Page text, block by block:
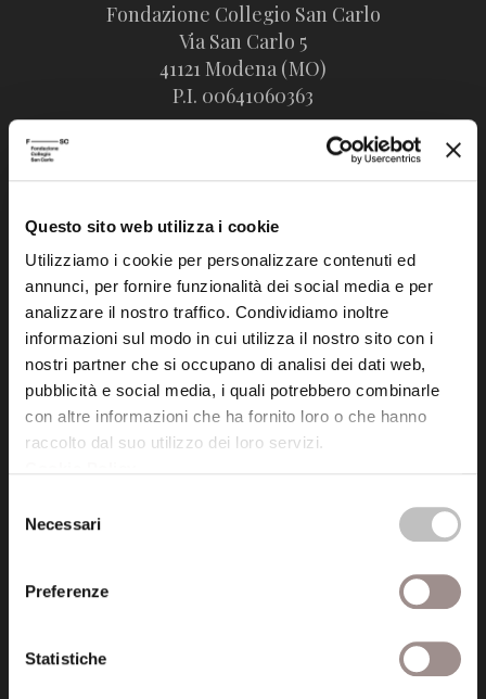
Questo sito web utilizza i cookie
Utilizziamo i cookie per personalizzare contenuti ed
annunci, per fornire funzionalità dei social media e per
analizzare il nostro traffico. Condividiamo inoltre
informazioni sul modo in cui utilizza il nostro sito con i
nostri partner che si occupano di analisi dei dati web,
pubblicità e social media, i quali potrebbero combinarle
con altre informazioni che ha fornito loro o che hanno
raccolto dal suo utilizzo dei loro servizi.
delNecessari
Preferenze
Statistiche
Fondazione Collegio San Carlo
Via San Carlo 5
41121 Modena (MO)
P.I. 00641060363
Posta certificata (PEC)
fondazionecollegiosancarlo@legalmail.it
Seguici
Amministrazione trasparente